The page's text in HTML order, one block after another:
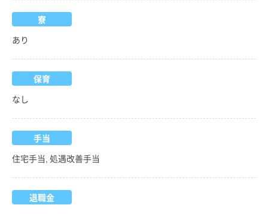
寮
あり
保育
なし
手当
住宅手当, 処遇改善手当
退職金